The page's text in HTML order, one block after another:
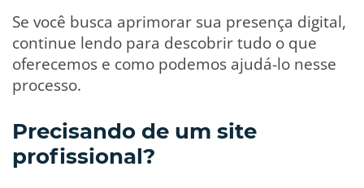
Se você busca aprimorar sua presença digital,
continue lendo para descobrir tudo o que
oferecemos e como podemos ajudá-lo nesse
processo.
Precisando de um site
profissional?